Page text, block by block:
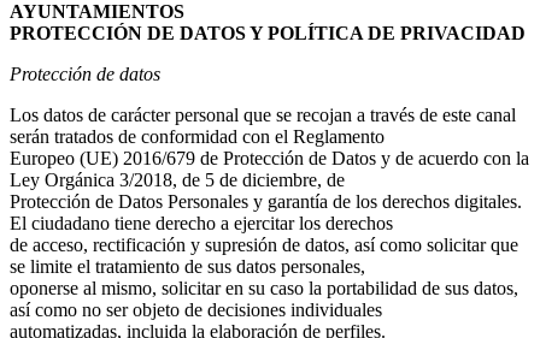
AYUNTAMIENTOS
PROTECCIÓN DE DATOS Y POLÍTICA DE PRIVACIDAD
Protección de datos
Los datos de carácter personal que se recojan a través de este canal
serán tratados de conformidad con el Reglamento
Europeo (UE) 2016/679 de Protección de Datos y de acuerdo con la
Ley Orgánica 3/2018, de 5 de diciembre, de
Protección de Datos Personales y garantía de los derechos digitales.
El ciudadano tiene derecho a ejercitar los derechos
de acceso, rectificación y supresión de datos, así como solicitar que
se limite el tratamiento de sus datos personales,
oponerse al mismo, solicitar en su caso la portabilidad de sus datos,
así como no ser objeto de decisiones individuales
automatizadas, incluida la elaboración de perfiles.